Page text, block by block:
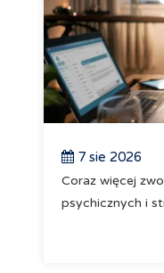
7 sie 2026
Coraz więcej
psychicznych i